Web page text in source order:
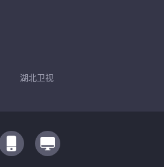
湖北卫视